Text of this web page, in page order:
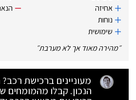
אחיזה
נוחות
שימושית
״מהירה מאוד אך לא מערבת״
מעוניינים ברכישת
הנכון. קבלו מהמומחים